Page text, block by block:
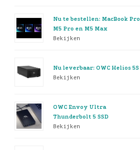
Nu te bestellen: MacBook Pro
M5 Pro en M5 Max
Bekijken
Nu leverbaar: OWC Helios 5S
Bekijken
OWC Envoy Ultra
Thunderbolt 5 SSD
Bekijken